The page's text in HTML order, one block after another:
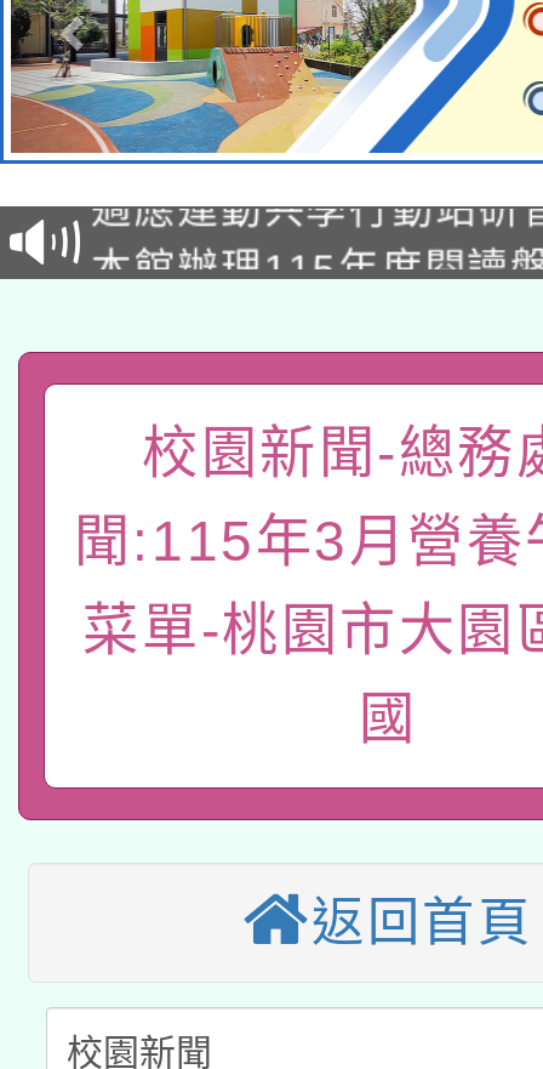
本校115學年度第2次
招甄選結果公告(無人
招)
本館辦理115年度閱讀
礎課程
A3數位素養講師名單
「數位內容與教學軟
有關大陸委員會函釋公
薪期間赴陸應申請許可
轉知經濟部水利署委託
業技術研究院辦理「
用水績優單位及節水達
115年8月22日(星期六
桃園市孔廟祈福系列
開 智慧啟航」
本校115學年度第2次
招甄選結果公告(無人
招)
適應運動共學行動站研
本館辦理115年度閱讀
暨閱讀推動專業研習
科技賦能─人工智慧
礎課程
A3數位素養講師名單
「數位內容與教學軟體
校園新聞-總務
聞:115年3月營養
菜單-桃園市大園
國
返回首頁